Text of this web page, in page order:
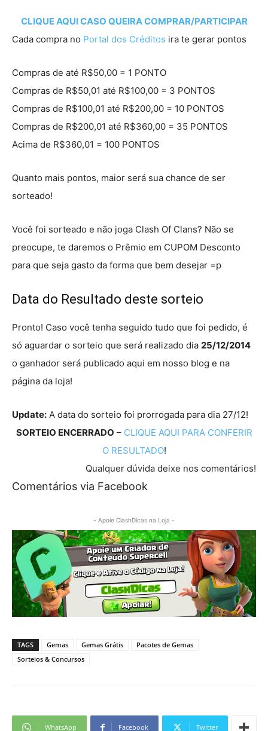
CLIQUE AQUI CASO QUEIRA COMPRAR/PARTICIPAR
Cada compra no Portal dos Créditos ira te gerar pontos
Compras de até R$50,00 = 1 PONTO
Compras de R$50,01 até R$100,00 = 3 PONTOS
Compras de R$100,01 até R$200,00 = 10 PONTOS
Compras de R$200,01 até R$360,00 = 35 PONTOS
Acima de R$360,01 = 100 PONTOS
Quanto mais pontos, maior será sua chance de ser
sorteado!
Você foi sorteado e não joga Clash Of Clans? Não se
preocupe, te daremos o Prêmio em CUPOM Desconto
para que seja gasto da forma que bem desejar =p
Data do Resultado deste sorteio
Pronto! Caso você tenha seguido tudo que foi pedido, é
só aguardar o sorteio que será realizado dia 25/12/2014
o ganhador será publicado aqui em nosso blog e na
página da loja!
Update: A data do sorteio foi prorrogada para dia 27/12!
SORTEIO ENCERRADO – CLIQUE AQUI PARA CONFERIR
O RESULTADO!
Qualquer dúvida deixe nos comentários!
Comentários via Facebook
- Apoie ClashDicas na Loja -
TAGS Gemas Gemas Grátis
Pacotes de Gemas
Sorteios & Concursos
WhatsApp Facebook Twitter